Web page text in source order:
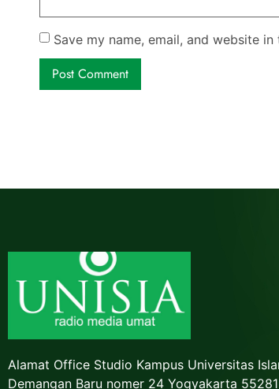
Save my name, email, and website
Alamat Office Studio Kampus Universitas
Demangan Baru nomer 24 Yogyakarta 55281